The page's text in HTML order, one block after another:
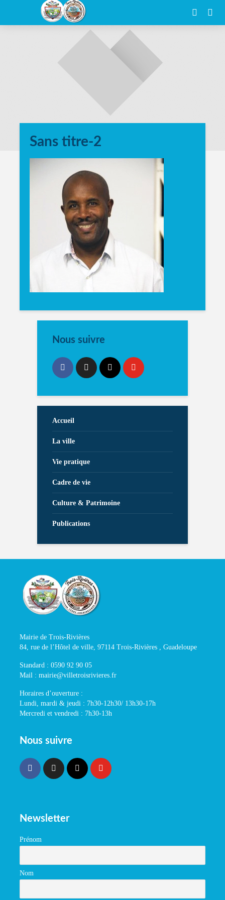
Sans titre-2
Nous suivre
Accueil
La ville
Vie pratique
Cadre de vie
Culture & Patrimoine
Publications
Mairie de Trois-Rivières
84, rue de l’Hôtel de ville, 97114 Trois-Rivières , Guadeloupe
Standard : 0590 92 90 05
Mail : mairie@villetroisrivieres.fr
Horaires d’ouverture :
Lundi, mardi & jeudi : 7h30-12h30/ 13h30-17h
Mercredi et vendredi : 7h30-13h
Nous suivre
Newsletter
Prénom
Nom